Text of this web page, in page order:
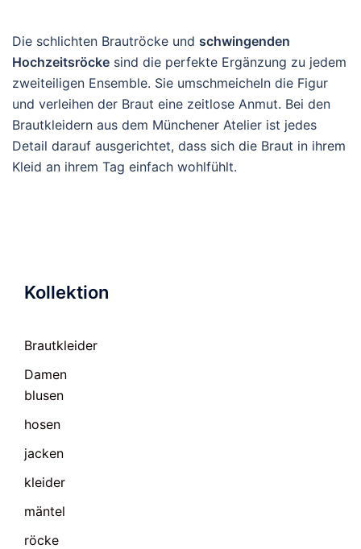
Die schlichten Brautröcke und schwingenden
Hochzeitsröcke sind die perfekte Ergänzung zu jedem
zweiteiligen Ensemble. Sie umschmeicheln die Figur
und verleihen der Braut eine zeitlose Anmut. Bei den
Brautkleidern aus dem Münchener Atelier ist jedes
Detail darauf ausgerichtet, dass sich die Braut in ihrem
Kleid an ihrem Tag einfach wohlfühlt.
Kollektion
Brautkleider
Damen
blusen
hosen
jacken
kleider
mäntel
röcke